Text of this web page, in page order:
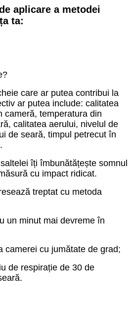
aplicare a metodei
ta:
care ar putea contribui la
ar putea include: calitatea
cameră, temperatura din
calitatea aerului, nivelul de
de seară, timpul petrecut în
îți îmbunătățește somnul
cu impact ridicat.
treptat cu metoda
un minut mai devreme în
cu jumătate de grad;
de respirație de 30 de